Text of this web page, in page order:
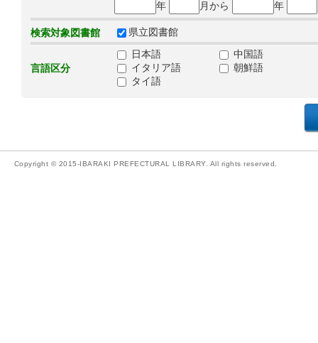
年
月から 年
検索対象図書館 県立図書館
言語区分
日本語
中国語
イタリア語
朝鮮語
タイ語
Copyright © 2015-IBARAKI PREFECTURAL LIBRARY. All rights reserved.